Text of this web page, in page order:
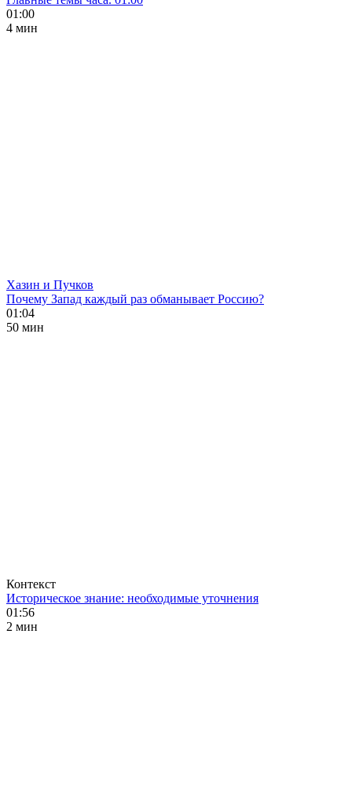
01:00
4 мин
Хазин и Пучков
Почему Запад каждый раз обманывает Россию?
01:04
50 мин
Контекст
Историческое знание: необходимые уточнения
01:56
2 мин